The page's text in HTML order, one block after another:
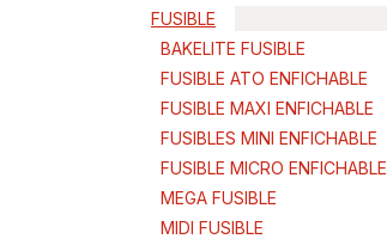
FUSIBLE
BAKELITE FUSIBLE
FUSIBLE ATO ENFICHABLE
FUSIBLE MAXI ENFICHABLE
FUSIBLES MINI ENFICHABLE
FUSIBLE MICRO ENFICHABLE
MEGA FUSIBLE
MIDI FUSIBLE